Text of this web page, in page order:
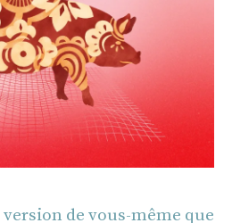
version de vous-même que